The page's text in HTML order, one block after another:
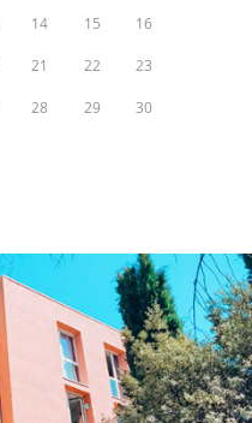
14 15 16
21 22 23
28 29 30